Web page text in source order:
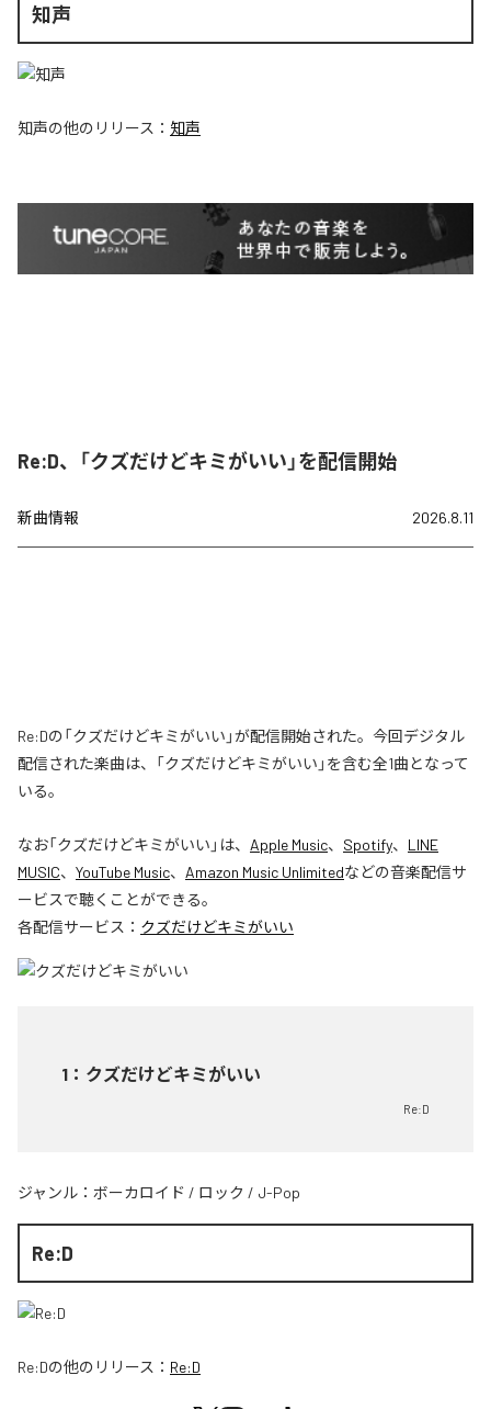
知声
知声の他のリリース： 知声
Re:D、「クズだけどキミがいい」を配信開始
新曲情報 2026.8.11
Re:Dの「クズだけどキミがいい」が配信開始された。今回デジタル
配信された楽曲は、「クズだけどキミがいい」を含む全1曲となって
いる。
なお「クズだけどキミがいい 」は、 Apple Music、 Spotify、 LINE
MUSIC、 YouTube Music、 Amazon Music Unlimitedなどの音楽配信サ
ービスで聴くことができる。
各配信サービス： クズだけどキミがいい
1 ： クズだけどキミがいい
Re:D
ジャンル： ボーカロイド / ロック / J-Pop
Re:D
Re:Dの他のリリース： Re:D